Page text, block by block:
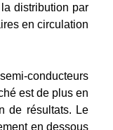
distribution par
en circulation
conducteurs
est de plus en
de résultats. Le
en dessous